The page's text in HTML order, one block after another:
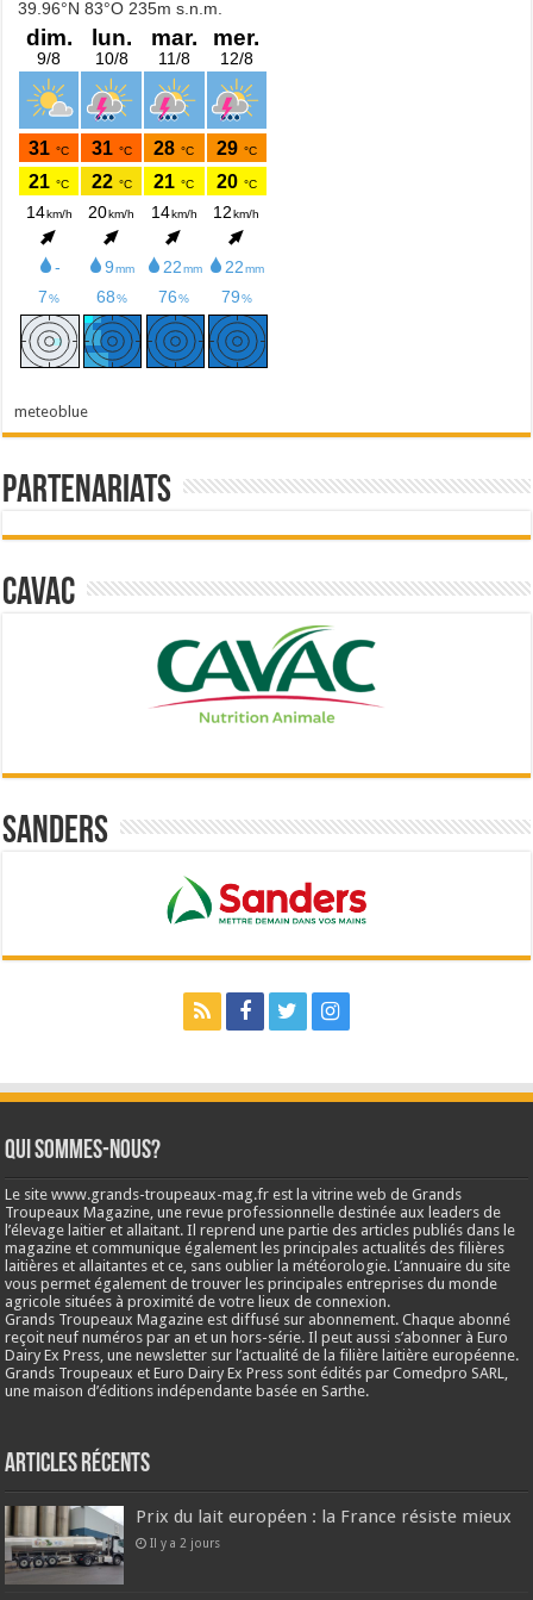
meteoblue
Partenariats
Cavac
Sanders
Qui sommes-nous?
Le site www.grands-troupeaux-mag.fr est la vitrine web de Grands
Troupeaux Magazine, une revue professionnelle destinée aux leaders de
l’élevage laitier et allaitant. Il reprend une partie des articles publiés dans le
magazine et communique également les principales actualités des filières
laitières et allaitantes et ce, sans oublier la météorologie. L’annuaire du site
vous permet également de trouver les principales entreprises du monde
agricole situées à proximité de votre lieux de connexion.
Grands Troupeaux Magazine est diffusé sur abonnement. Chaque abonné
reçoit neuf numéros par an et un hors-série. Il peut aussi s’abonner à Euro
Dairy Ex Press, une newsletter sur l’actualité de la filière laitière européenne.
Grands Troupeaux et Euro Dairy Ex Press sont édités par Comedpro SARL,
une maison d’éditions indépendante basée en Sarthe.
Articles récents
Prix du lait européen : la France résiste mieux
Il y a 2 jours